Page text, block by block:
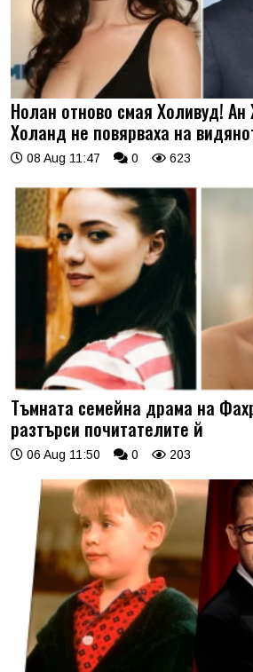
Нолан отново смая Холивуд! Ан
Холанд не повярваха на
08 Aug 11:47 0 623
Тъмната семейна драма на
разтърси почитателите й
06 Aug 11:50 0 203